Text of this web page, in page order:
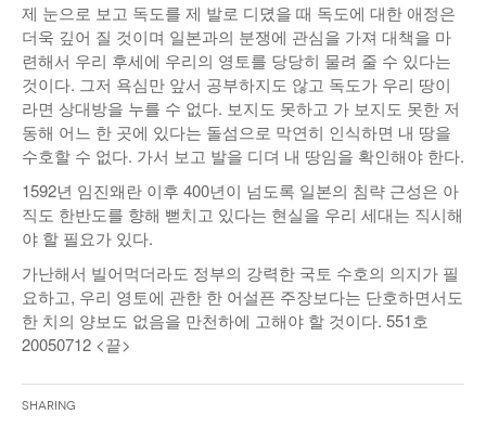
제 눈으로 보고 독도를 제 발로 디뎠을 때 독도에 대한 애정은
더욱 깊어 질 것이며 일본과의 분쟁에 관심을 가져 대책을 마
련해서 우리 후세에 우리의 영토를 당당히 물려 줄 수 있다는
것이다. 그저 욕심만 앞서 공부하지도 않고 독도가 우리 땅이
라면 상대방을 누를 수 없다. 보지도 못하고 가 보지도 못한 저
동해 어느 한 곳에 있다는 돌섬으로 막연히 인식하면 내 땅을
수호할 수 없다. 가서 보고 발을 디뎌 내 땅임을 확인해야 한다.
1592년 임진왜란 이후 400년이 넘도록 일본의 침략 근성은 아
직도 한반도를 향해 뻗치고 있다는 현실을 우리 세대는 직시해
야 할 필요가 있다.
가난해서 빌어먹더라도 정부의 강력한 국토 수호의 의지가 필
요하고, 우리 영토에 관한 한 어설픈 주장보다는 단호하면서도
한 치의 양보도 없음을 만천하에 고해야 할 것이다. 551호
20050712 <끝>
Sharing